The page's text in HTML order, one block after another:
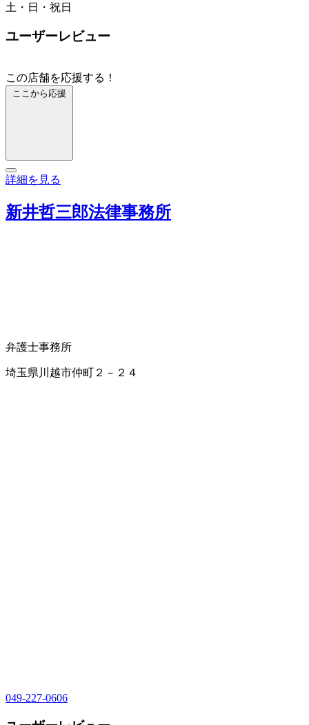
土・日・祝日
ユーザーレビュー
この店舗を応援する！
ここから応援
詳細を見る
新井哲三郎法律事務所
弁護士事務所
埼玉県川越市仲町２－２４
049-227-0606